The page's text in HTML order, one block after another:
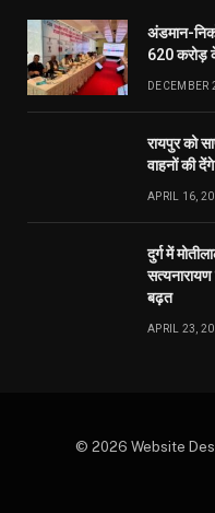
अंडमान-
620 करोड़
DECEMBER
रायपुर को
वाहनों की
APRIL 16,
दुर्ग में
सत्यनारायण
बढ़त
APRIL 23,
© 2026 Website